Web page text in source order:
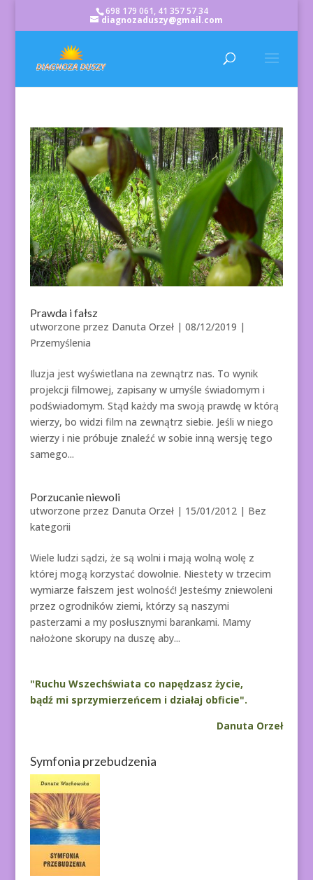
698 179 061, 41 357 57 34
diagnozaduszy@gmail.com
Prawda i fałsz
utworzone przez Danuta Orzeł| 08/12/2019 |
Przemyślenia
Iluzja jest wyświetlana na zewnątrz nas. To wynik
projekcji filmowej, zapisany w umyśle świadomym i
podświadomym. Stąd każdy ma swoją prawdę w którą
wierzy, bo widzi film na zewnątrz siebie. Jeśli w niego
wierzy i nie próbuje znaleźć w sobie inną wersję tego
samego...
Porzucanie niewoli
utworzone przez Danuta Orzeł| 15/01/2012| Bez
kategorii
Wiele ludzi sądzi, że są wolni i mają wolną wolę z
której mogą korzystać dowolnie. Niestety w trzecim
wymiarze fałszem jest wolność! Jesteśmy zniewoleni
przez ogrodników ziemi, którzy są naszymi
pasterzami a my posłusznymi barankami. Mamy
nałożone skorupy na duszę aby...
"Ruchu Wszechświata co napędzasz życie,
bądź mi sprzymierzeńcem i działaj obficie".
Danuta Orzeł
Symfonia przebudzenia